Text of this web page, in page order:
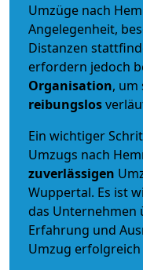
Umzüge nach
Angelegenheit,
Distanzen
erfordern jedoch
Organisation, um
reibungslos
Ein wichtiger
Umzugs nach
zuverlässigen
Wuppertal. Es ist
das
Erfahrung und
Umzug